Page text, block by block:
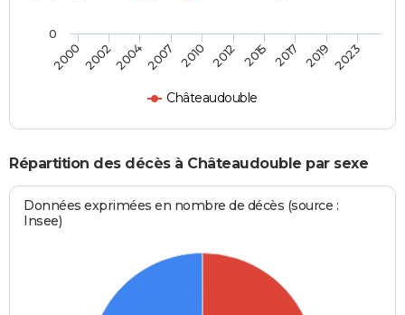
Châteaudouble
2000200220042007 2010 2012 2015 2017 2019 2023
0
Répartition des décès à Châteaudouble par sexe
Données exprimées en nombre de décès (source :
Insee)